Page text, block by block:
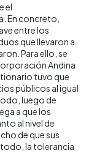
el
En concreto,
entre los
que llevaron a
Para ello, se
Andina
tuvo que
públicos al igual
luego de
a que los
al nivel de
de que sus
la tolerancia